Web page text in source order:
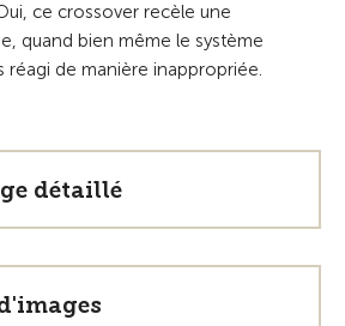
ce crossover recèle une
quand bien même le système
réagi de manière inappropriée.
détaillé